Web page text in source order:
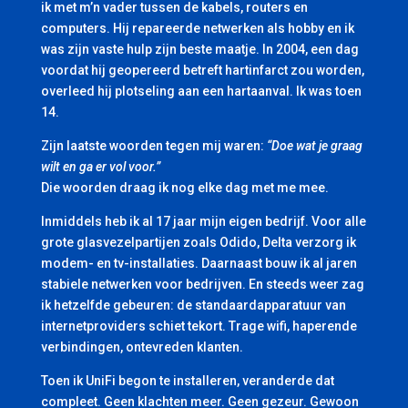
ik met m’n vader tussen de kabels, routers en
computers. Hij repareerde netwerken als hobby en ik
was zijn vaste hulp zijn beste maatje. In 2004, een dag
voordat hij geopereerd betreft hartinfarct zou worden,
overleed hij plotseling aan een hartaanval. Ik was toen
14.
Zijn laatste woorden tegen mij waren: “Doe wat je graag
wilt en ga er vol voor.”
Die woorden draag ik nog elke dag met me mee.
Inmiddels heb ik al 17 jaar mijn eigen bedrijf. Voor alle
grote glasvezelpartijen zoals Odido, Delta verzorg ik
modem- en tv-installaties. Daarnaast bouw ik al jaren
stabiele netwerken voor bedrijven. En steeds weer zag
ik hetzelfde gebeuren: de standaardapparatuur van
internetproviders schiet tekort. Trage wifi, haperende
verbindingen, ontevreden klanten.
Toen ik UniFi begon te installeren, veranderde dat
compleet. Geen klachten meer. Geen gezeur. Gewoon